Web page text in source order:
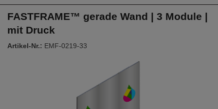
FASTFRAME™ gerade Wand | 3 Module |
mit Druck
Artikel-Nr.: EMF-0219-33